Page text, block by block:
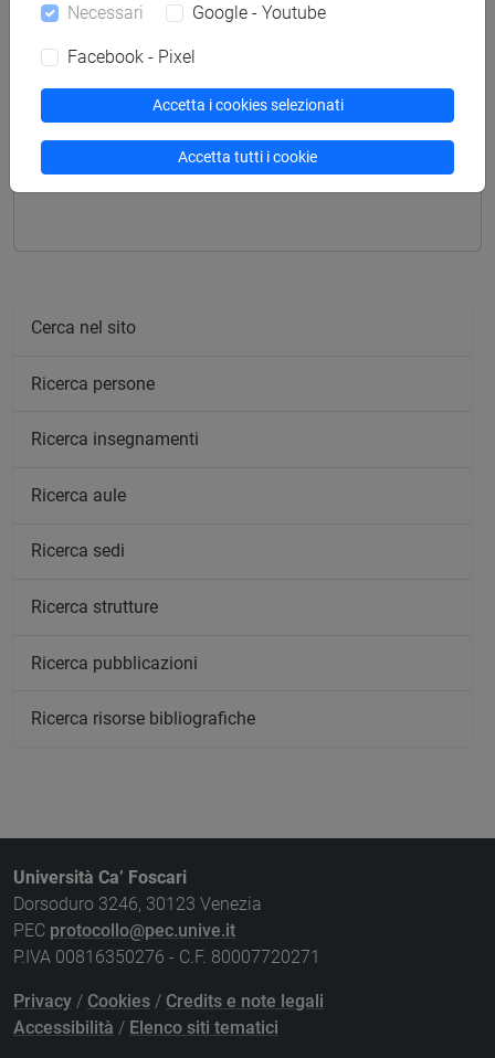
Struttura generale dell'insegnamento
PUBLIC ECONOMICS
PUBLIC ECONOMICS
PUBLIC ECONOMICS - PRACTICE
Cerca nel sito
Ricerca persone
Ricerca insegnamenti
Ricerca aule
Ricerca sedi
Ricerca strutture
Ricerca pubblicazioni
Ricerca risorse bibliografiche
Università Ca’ Foscari
Dorsoduro 3246, 30123 Venezia
PEC protocollo@pec.unive.it
P.IVA 00816350276 - C.F. 80007720271
Privacy / Cookies / Credits e note legali
Accessibilità / Elenco siti tematici
Necessari Google - Youtube
Facebook - Pixel
Accetta i cookies selezionati
Accetta tutti i cookie